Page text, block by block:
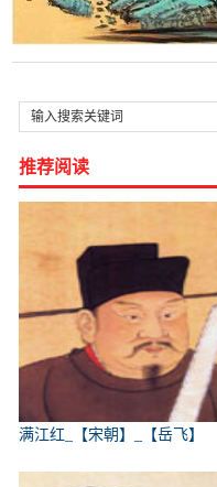
推荐阅读
满江红_【宋朝】_【岳飞】